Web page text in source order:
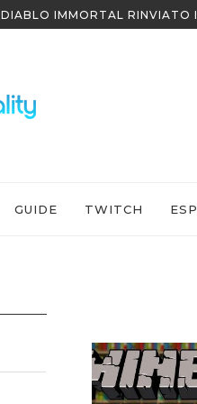
DIABLO IMMORTAL RINVIATO
GUIDE TWITCH